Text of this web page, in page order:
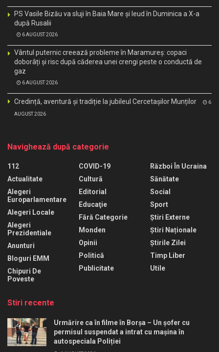
PS Vasile Bizău va sluji în Baia Mare și Ieud în Duminica a X-a
după Rusalii
6 AUGUST 2026
Vântul puternic creează probleme în Maramureș: copaci
doborâți și risc după căderea unei crengi peste o conductă de
gaz
6 AUGUST 2026
Credință, aventură și tradiție la jubileul Cercetașilor Munților 6
AUGUST 2026
Navighează după categorie
112
Actualitate
Alegeri
Europarlamentare
Alegeri Locale
Alegeri
Prezidentiale
Anunturi
Bloguri EMM
Chipuri De
Poveste
COVID-19
Cultură
Editorial
Educaţie
Fără Categorie
Monden
Opinii
Politică
Publicitate
Război În Ucraina
Sănătate
Social
Sport
Știri Externe
Știri Naționale
Știrile Zilei
Timp Liber
Utile
Stiri recente
Urmărire ca în filme în Borșa – Un șofer cu
permisul suspendat a intrat cu mașina în
autospeciala Poliției